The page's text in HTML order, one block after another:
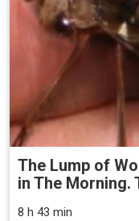
The Lump of
in The Morning.
8 h 43 min